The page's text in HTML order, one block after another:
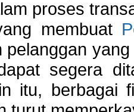
proses
membuat
pelanggan
segera
itu, berbagai